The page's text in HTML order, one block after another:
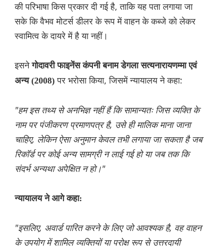
की परिभाषा किस प्रकार दी गई है, ताकि यह पता लगाया जा
सके कि वैभव मोटर्स डीलर के रूप में वाहन के कब्जे को लेकर
स्वामित्व के दायरे में है या नहीं।
इसनेगोदावरी फाइनेंस कंपनी बनाम डेगला सत्यनारायणम्मा एवं
अन्य (2008)पर भरोसा किया, जिसमें न्यायालय ने कहा:
"हम इस तथ्य से अनभिज्ञ नहीं हैं कि सामान्यतः जिस व्यक्ति के
नाम पर पंजीकरण प्रमाणपत्र है, उसे ही मालिक माना जाना
चाहिए, लेकिन ऐसा अनुमान केवल तभी लगाया जा सकता है जब
रिकॉर्ड पर कोई अन्य सामग्री न लाई गई हो या जब तक कि
संदर्भ अन्यथा अपेक्षित न हो।"
न्यायालय ने आगे कहा:
"इसलिए, अवार्ड पारित करने के लिए जो आवश्यक है, वह वाहन
के उपयोग में शामिल व्यक्तियों या परोक्ष रूप से उत्तरदायी